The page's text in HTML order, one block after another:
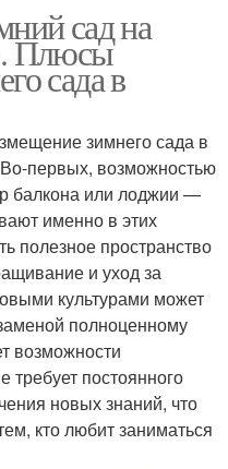
сад на
Плюсы
сада в
зимнего сада в
первых, возможностью
балкона или лоджии —
именно в этих
полезное пространство
и уход за
культурами может
полноценному
возможности
требует постоянного
новых знаний, что
кто любит заниматься